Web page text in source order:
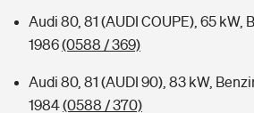
Audi 80, 81 (AUDI COUPE), 65 kW,
1986(0588 / 369)
Audi 80, 81 (AUDI 90), 83 kW,
1984(0588 / 370)